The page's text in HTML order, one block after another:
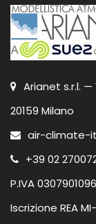
Arianet s.r.l.
20159 Milano
air-climate-
+39 02
P.IVA
Iscrizione REA